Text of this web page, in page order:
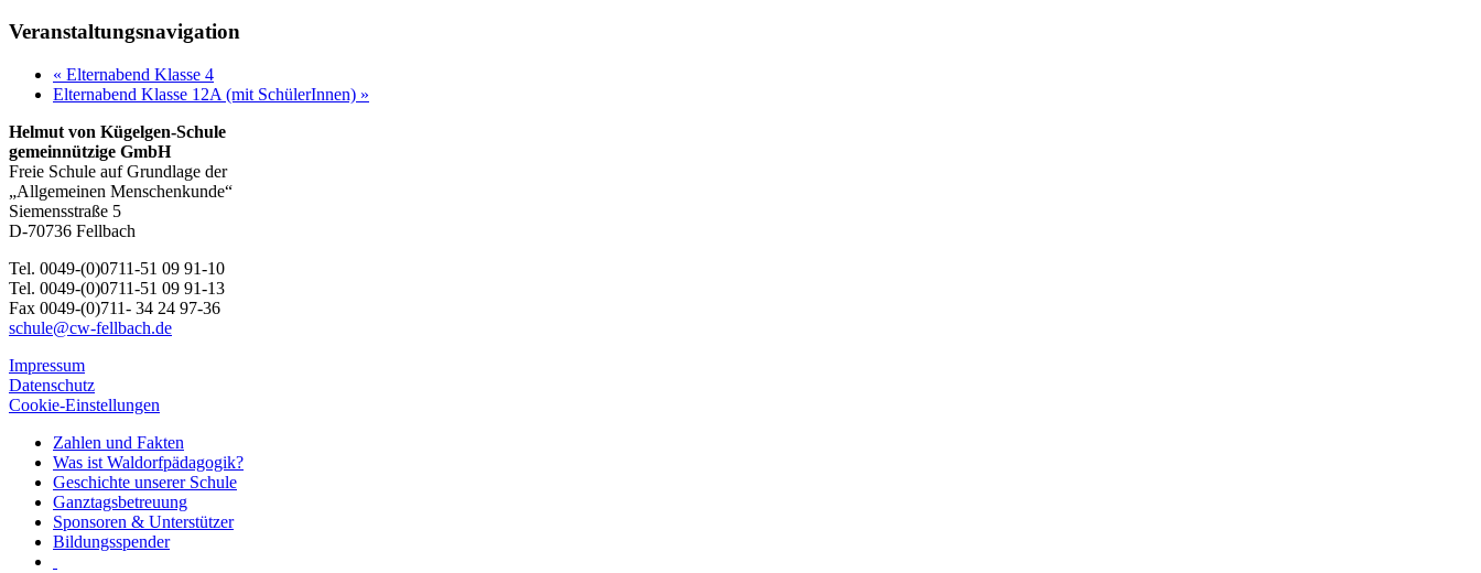
Veranstaltungsnavigation
« Elternabend Klasse 4
Elternabend Klasse 12A (mit SchülerInnen) »
Helmut von Kügelgen-Schule
gemeinnützige GmbH
Freie Schule auf Grundlage der
„Allgemeinen Menschenkunde“
Siemensstraße 5
D-70736 Fellbach
Tel. 0049-(0)0711-51 09 91-10
Tel. 0049-(0)0711-51 09 91-13
Fax 0049-(0)711- 34 24 97-36
schule@cw-fellbach.de
Impressum
Datenschutz
Cookie-Einstellungen
Zahlen und Fakten
Was ist Waldorfpädagogik?
Geschichte unserer Schule
Ganztagsbetreuung
Sponsoren & Unterstützer
Bildungsspender